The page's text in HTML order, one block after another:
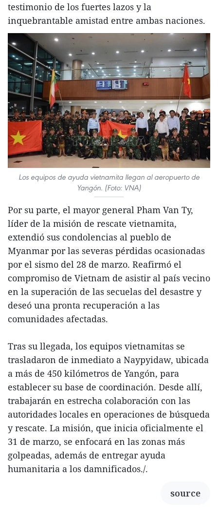
testimonio de los fuertes lazos y la
inquebrantable amistad entre ambas naciones.
Los equipos de ayuda vietnamita llegan al aeropuerto de
Yangón. (Foto: VNA)
Por su parte, el mayor general Pham Van Ty,
líder de la misión de rescate vietnamita,
extendió sus condolencias al pueblo de
Myanmar por las severas pérdidas ocasionadas
por el sismo del 28 de marzo. Reafirmó el
compromiso de Vietnam de asistir al país vecino
en la superación de las secuelas del desastre y
deseó una pronta recuperación a las
comunidades afectadas.
Tras su llegada, los equipos vietnamitas se
trasladaron de inmediato a Naypyidaw, ubicada
a más de 450 kilómetros de Yangón, para
establecer su base de coordinación. Desde allí,
trabajarán en estrecha colaboración con las
autoridades locales en operaciones de búsqueda
y rescate. La misión, que inicia oficialmente el
31 de marzo, se enfocará en las zonas más
golpeadas, además de entregar ayuda
humanitaria a los damnificados./.
source